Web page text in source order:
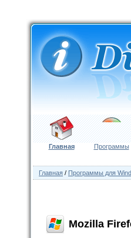
Главная Программы
Главная / Программы для
Mozilla